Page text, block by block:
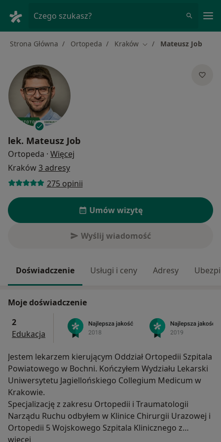
Czego szukasz?
Strona Główna Ortopeda Kraków Zmień miasto
Mateusz Job
lek. Mateusz Job
Ortopeda · Więcej
Kraków3 adresy
275 opinii
Umów wizytę
Wyślij wiadomość
Doświadczenie Usługi i ceny Adresy
Moje doświadczenie
2
Edukacja
Jestem lekarzem kierującym Oddział Ortopedii Szpitala
Powiatowego w Bochni. Kończyłem Wydziału Lekarski
Uniwersytetu Jagiellońskiego Collegium Medicum w
Krakowie.
Specjalizację z zakresu Ortopedii i Traumatologii
Narządu Ruchu odbyłem w Klinice Chirurgii Urazowej i
Ortopedii 5 Wojskowego Szpitala Klinicznego z
Polikliniką w Krakowie.
więcej